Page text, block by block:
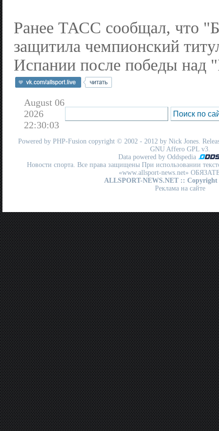
Ранее ТАСС сообщал, что
защитила чемпионский
Испании после победы над
August 06
2026
22:30:03
Powered by PHP-Fusion copyright © 2002 - 2012 by Nick Jones.
GNU Affero GPL v3.
Data powered by Oddspedia
Новости спорта. Все права защищены При использовании
«www.allsport-news.net»
ALLSPORT-NEWS.NET :: Copyright
Реклама на сайте